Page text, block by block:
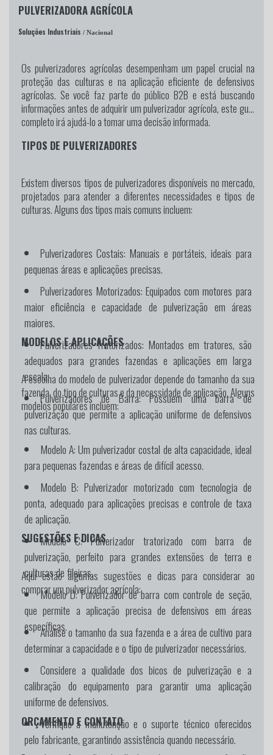
PULVERIZADORA AGRÍCOLA
Soluções Industriais / Nacional
Os pulverizadores agrícolas desempenham um papel crucial na
proteção das culturas e na aplicação eficiente de defensivos
agrícolas. Se você faz parte do público B2B e está buscando
informações antes de adquirir um pulverizador agrícola, este guia
completo irá ajudá-lo a tomar uma decisão informada.
TIPOS DE PULVERIZADORES
Existem diversos tipos de pulverizadores disponíveis no mercado,
projetados para atender a diferentes necessidades e tipos de
culturas. Alguns dos tipos mais comuns incluem:
Pulverizadores Costais: Manuais e portáteis, ideais para
pequenas áreas e aplicações precisas.
Pulverizadores Motorizados: Equipados com motores para
maior eficiência e capacidade de pulverização em áreas
maiores.
Pulverizadores Tratorizados: Montados em tratores, são
adequados para grandes fazendas e aplicações em larga
escala.
Pulverizadores de Barra:Possuem uma barra de
pulverização que permite a aplicação uniforme de defensivos
nas culturas.
MODELOS E APLICAÇÕES
A escolha do modelo de pulverizador depende do tamanho da sua
fazenda, do tipo de culturas e da necessidade de aplicação. Alguns
modelos populares incluem:
Modelo A:Um pulverizador costal de alta capacidade, ideal
para pequenas fazendas e áreas de difícil acesso.
Modelo B: Pulverizador motorizado com tecnologia de
ponta, adequado para aplicações precisas e controle de taxa
de aplicação.
Modelo C:Pulverizador tratorizado com barra de
pulverização, perfeito para grandes extensões de terra e
culturas de fileiras.
Modelo D:Pulverizador de barra com controle de seção,
que permite a aplicação precisa de defensivos em áreas
específicas.
SUGESTÕES E DICAS
Aqui estão algumas sugestões e dicas para considerar ao
comprar um pulverizador agrícola:
Analise o tamanho da sua fazenda e a área de cultivo para
determinar a capacidade e o tipo de pulverizador necessários.
Considere a qualidade dos bicos de pulverização e a
calibração do equipamento para garantir uma aplicação
uniforme de defensivos.
Verifique a manutenção e o suporte técnico oferecidos
pelo fabricante, garantindo assistência quando necessário.
ORÇAMENTO E CONTATO